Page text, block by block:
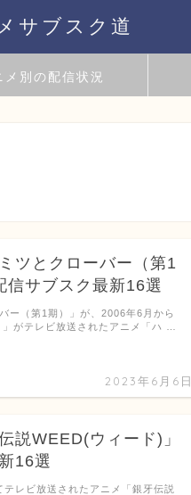
サブスク道
メ別の配信状況
ツとクローバー（第1
信サブスク最新16選
2023年6月6日
ー（第1期）」が、2006年6月から
がテレビ放送されたアニメ「ハ …
説WEED(ウィード)」
16選
レビ放送されたアニメ「銀牙伝説